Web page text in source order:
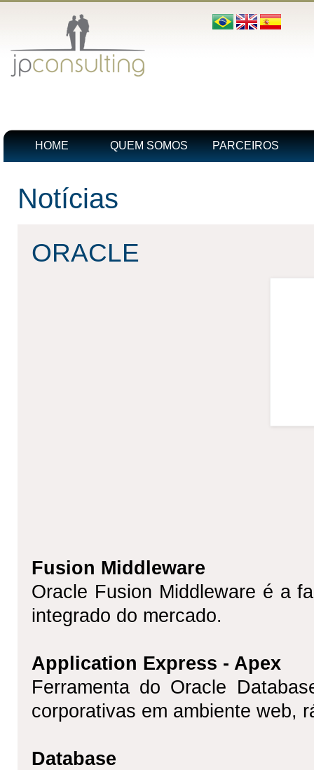
HOME QUEM SOMOS PARCEIROS
Notícias
ORACLE
Fusion Middleware
Oracle Fusion Middleware é a
integrado do mercado.
Application Express - Apex
Ferramenta do Oracle
corporativas em ambiente web,
Database